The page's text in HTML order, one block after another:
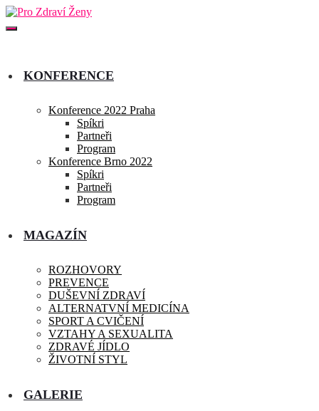
KONFERENCE
Konference 2022 Praha
Spíkri
Partneři
Program
Konference Brno 2022
Spíkri
Partneři
Program
MAGAZÍN
ROZHOVORY
PREVENCE
DUŠEVNÍ ZDRAVÍ
ALTERNATVNÍ MEDICÍNA
SPORT A CVIČENÍ
VZTAHY A SEXUALITA
ZDRAVÉ JÍDLO
ŽIVOTNÍ STYL
GALERIE